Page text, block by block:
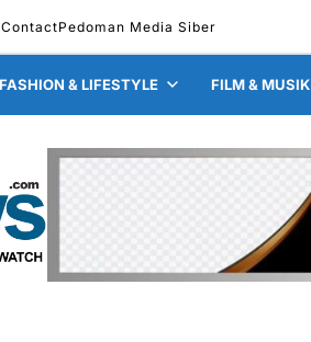
ContactPedoman Media Siber
FASHION & LIFESTYLE FILM & MUSIK